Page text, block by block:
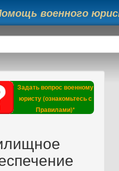
военного
поиска
Задать вопрос военному
юристу (ознакомьтесь с
Правилами)*